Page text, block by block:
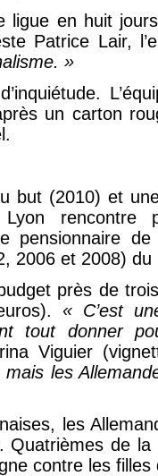
ligue en huit
Patrice Lair,
»
un carton
but (2010) et
Lyon rencontre
pensionnaire
2006 et 2008)
près de
« C’est
tout donner
Viguier
mais les
les
de la
contre les